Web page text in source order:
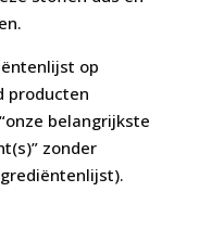
op
producten
belangrijkste
zonder